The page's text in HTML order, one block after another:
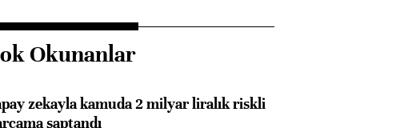
Okunanlar
zekayla kamuda 2 milyar liralık riskli
saptandı